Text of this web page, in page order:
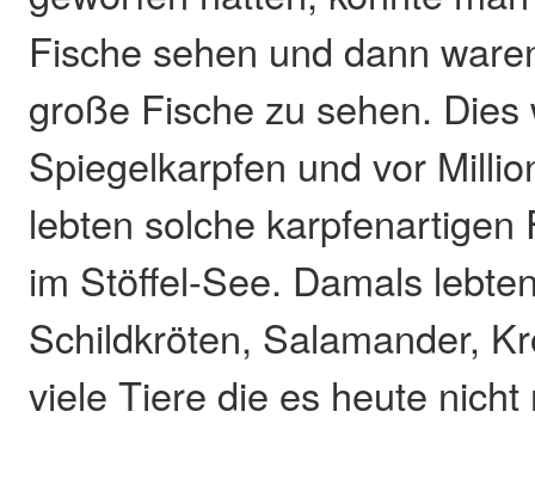
Fische sehen und dann
große Fische zu sehen. Dies
Spiegelkarpfen und vor
lebten solche karpfenartigen
im Stöffel-See. Damals
Schildkröten, Salamander,
viele Tiere die es heute nicht